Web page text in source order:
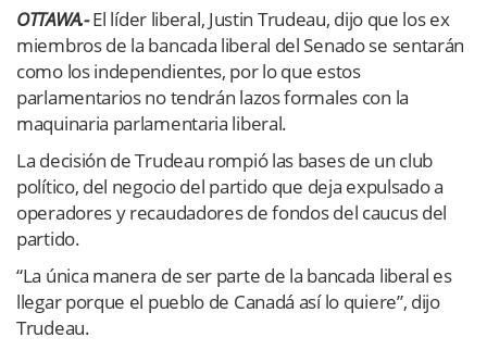
OTTAWA.-El líder liberal, Justin Trudeau, dijo que los ex
miembros de la bancada liberal del Senado se sentarán
como los independientes, por lo que estos
parlamentarios no tendrán lazos formales con la
maquinaria parlamentaria liberal.
La decisión de Trudeau rompió las bases de un club
político, del negocio del partido que deja expulsado a
operadores y recaudadores de fondos del caucus del
partido.
“La única manera de ser parte de la bancada liberal es
llegar porque el pueblo de Canadá así lo quiere”, dijo
Trudeau.